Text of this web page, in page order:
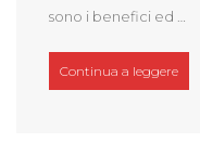
sono i benefici ed …
Continua a leggere